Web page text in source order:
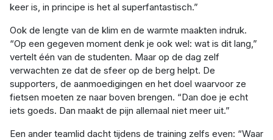
keer is, in principe is het al superfantastisch.”
Ook de lengte van de klim en de warmte maakten indruk.
“Op een gegeven moment denk je ook wel: wat is dit lang,”
vertelt één van de studenten. Maar op de dag zelf
verwachten ze dat de sfeer op de berg helpt. De
supporters, de aanmoedigingen en het doel waarvoor ze
fietsen moeten ze naar boven brengen. “Dan doe je echt
iets goeds. Dan maakt de pijn allemaal niet meer uit.”
Een ander teamlid dacht tijdens de training zelfs even: “Waar